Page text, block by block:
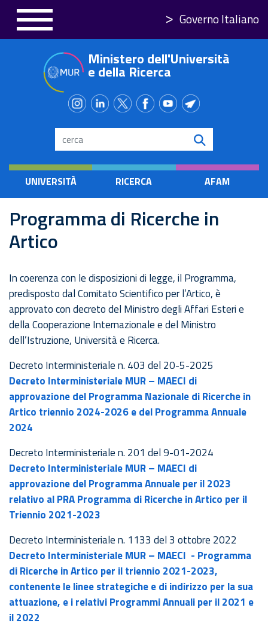
content
Governo Italiano
Ministero dell'Università
e della Ricerca
Search
UNIVERSITÀ RICERCA AFAM
Programma di Ricerche in
Artico
In coerenza con le disposizioni di legge, il Programma,
predisposto dal Comitato Scientifico per l’Artico, è
approvato con decreto del Ministro degli Affari Esteri e
della Cooperazione Internazionale e del Ministro
dell’Istruzione, Università e Ricerca.
Decreto Interministeriale n. 403 del 20-5-2025
Decreto Interministeriale MUR – MAECI di
approvazione del Programma Nazionale di Ricerche in
Artico triennio 2024-2026 e del Programma Annuale
2024
Decreto Interministeriale n. 201 del 9-01-2024
Decreto Interministeriale MUR – MAECI di
approvazione del Programma Annuale per il 2023
relativo al PRA Programma di Ricerche in Artico per il
Triennio 2021-2023
Decreto Interministeriale n. 1133 del 3 ottobre 2022
Decreto Interministeriale MUR – MAECI - Programma
di Ricerche in Artico per il triennio 2021-2023,
contenente le linee strategiche e di indirizzo per la sua
attuazione, e i relativi Programmi Annuali per il 2021 e
il 2022